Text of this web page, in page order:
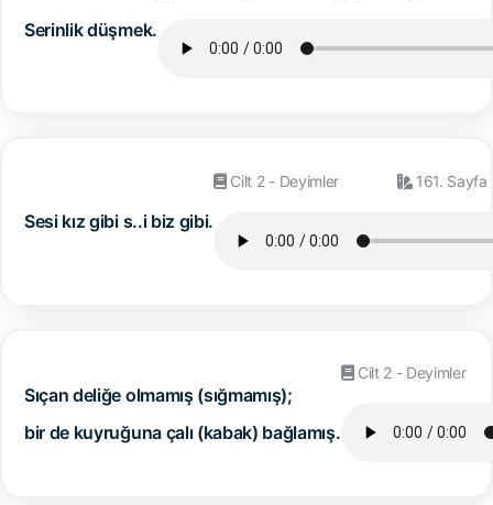
Serinlik düşmek.
Sesi kız gibi s..i biz gibi.
Cilt 2 - Deyimler 161. Sayfa
Sıçan deliğe olmamış (sığmamış);
bir de kuyruğuna çalı (kabak) bağlamış.
Cilt 2 - Deyimler